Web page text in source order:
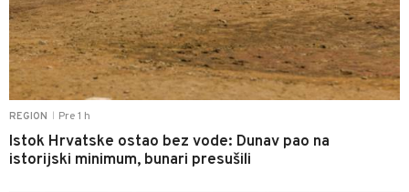
REGION Pre 1 h
Istok Hrvatske ostao bez vode: Dunav pao na
istorijski minimum, bunari presušili